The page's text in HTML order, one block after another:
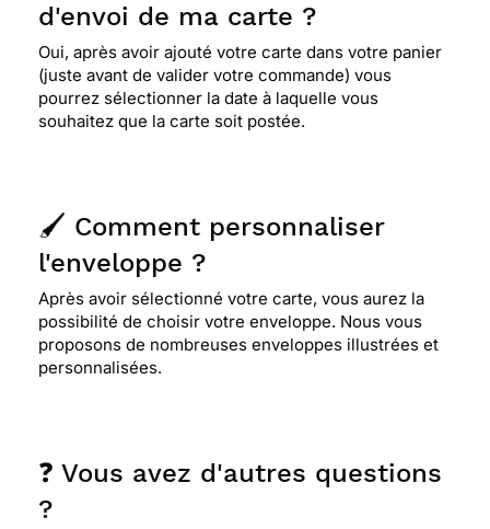
d'envoi de ma carte ?
Oui, après avoir ajouté votre carte dans votre panier
(juste avant de valider votre commande) vous
pourrez sélectionner la date à laquelle vous
souhaitez que la carte soit postée.
🖌️ Comment personnaliser
l'enveloppe ?
Après avoir sélectionné votre carte, vous aurez la
possibilité de choisir votre enveloppe. Nous vous
proposons de nombreuses enveloppes illustrées et
personnalisées.
❓ Vous avez d'autres questions
?